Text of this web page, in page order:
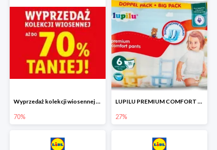
Wyprzedaż kolekcji wiosennej w Lidlu do -70%
70%
LUPILU PREMIUM COMFORT Pantsy, rozmiar 5 lub 6, gigapaka -27%
27%